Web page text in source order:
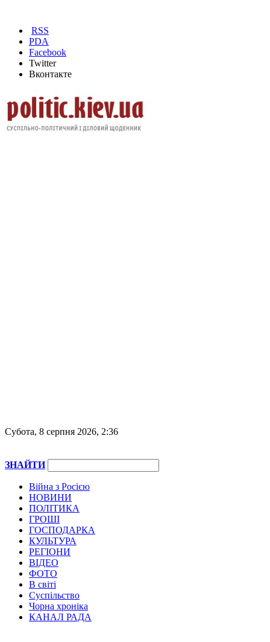
RSS
PDA
Facebook
Twitter
Вконтакте
Субота, 8 серпня 2026, 2:36
ЗНАЙТИ
Війна з Росією
НОВИНИ
ПОЛІТИКА
ГРОШІ
ГОСПОДАРКА
КУЛЬТУРА
РЕГІОНИ
ВІДЕО
ФОТО
В світі
Суспільство
Чорна хроніка
КАНАЛ РАДА